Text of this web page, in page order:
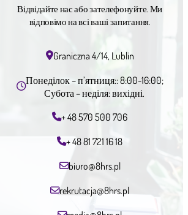
Відвідайте нас або зателефонуйте. Ми
відповімо на всі ваші запитання.
Graniczna 4/14, Lublin
Понеділок – п’ятниця:: 8:00-16:00;
Субота – неділя: вихідні.
+ 48 570 500 706
+ 48 81 721 16 18
biuro@8hrs.pl
rekrutacja@8hrs.pl